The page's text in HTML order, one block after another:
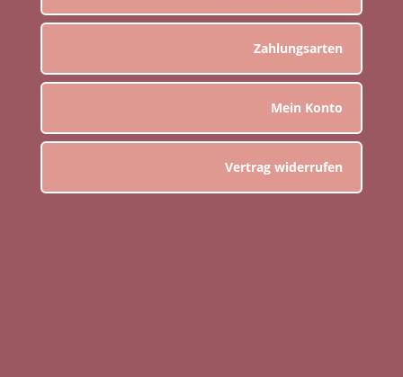
Zahlungsarten
Mein Konto
Vertrag widerrufen